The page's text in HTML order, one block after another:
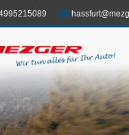
E-Mail: